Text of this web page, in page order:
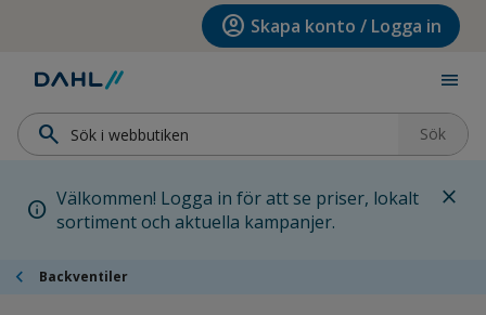
Hoppa till huvudinnehållet account_circle Skapa konto / Logga in
menu
search Sök
info Välkommen! Logga in för att se priser, lokalt
sortiment och aktuella kampanjer.
close
chevron_left Backventiler